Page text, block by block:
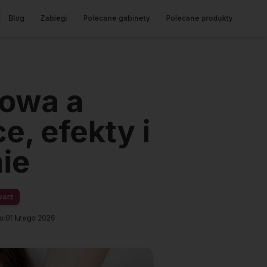
Blog Zabiegi Polecane gabinety Polecane produkty
a
efekty i
01 lutego 2026